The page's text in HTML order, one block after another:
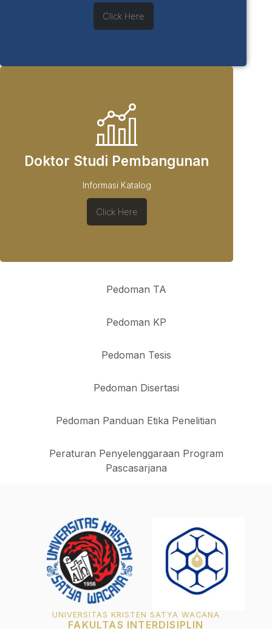
Pedoman TA
Pedoman KP
Pedoman Tesis
Pedoman Disertasi
Pedoman Panduan Etika Penelitian
Peraturan Penyelenggaraan Program
Pascasarjana
Click Here
Doktor Studi Pembangunan
Informasi Katalog
Click Here
UNIVERSITAS KRISTEN SATYA WACANA
FAKULTAS INTERDISIPLIN